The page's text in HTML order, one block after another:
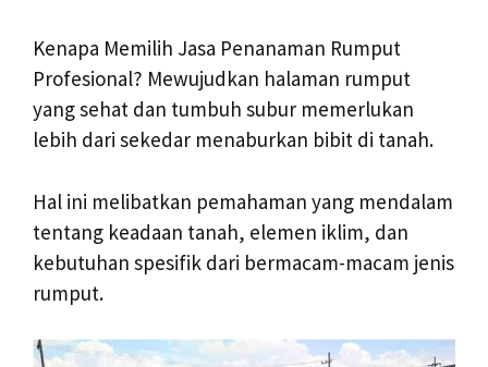
Kenapa Memilih Jasa Penanaman Rumput
Profesional? Mewujudkan halaman rumput
yang sehat dan tumbuh subur memerlukan
lebih dari sekedar menaburkan bibit di tanah.
Hal ini melibatkan pemahaman yang mendalam
tentang keadaan tanah, elemen iklim, dan
kebutuhan spesifik dari bermacam-macam jenis
rumput.